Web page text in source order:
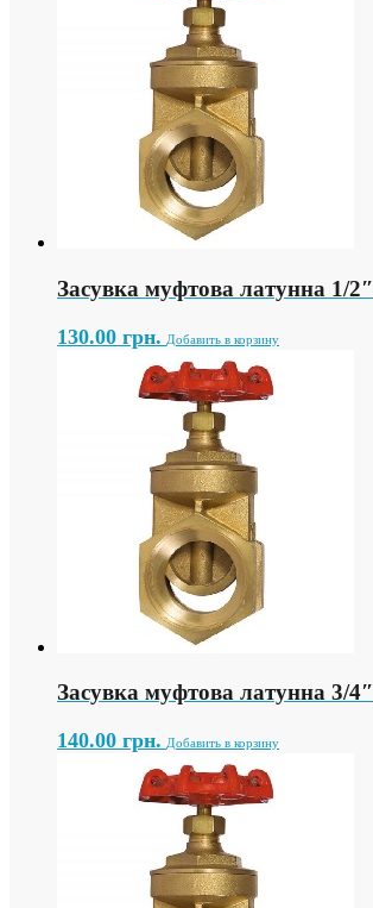
Засувка муфтова латунна 1/2″
130.00 грн. Добавить в корзину
Засувка муфтова латунна 3/4″
140.00 грн. Добавить в корзину